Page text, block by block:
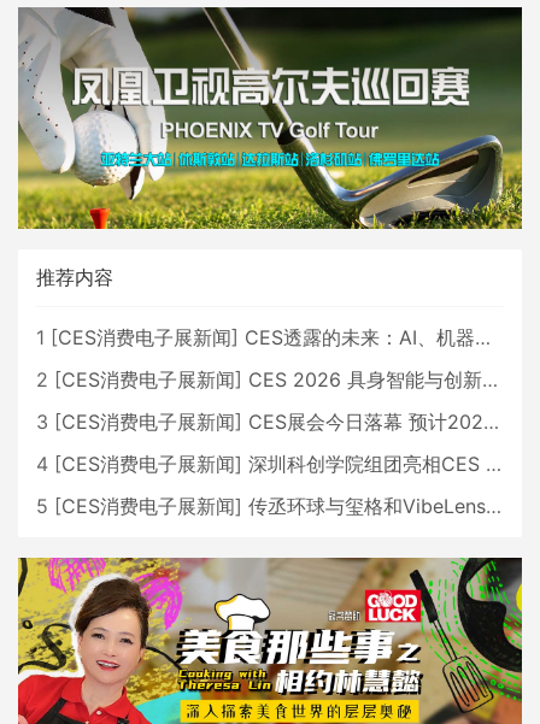
推荐内容
1 [CES消费电子展新闻] CES透露的未来：AI、机器人与智能生活大爆发
2 [CES消费电子展新闻] CES 2026 具身智能与创新领域 中国公司大放异彩
3 [CES消费电子展新闻] CES展会今日落幕 预计2026行业收入将超五千亿美元
4 [CES消费电子展新闻] 深圳科创学院组团亮相CES 广受好评
5 [CES消费电子展新闻] 传丞环球与玺格和VibeLens共同推出全新耳机